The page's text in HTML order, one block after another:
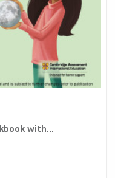
with...